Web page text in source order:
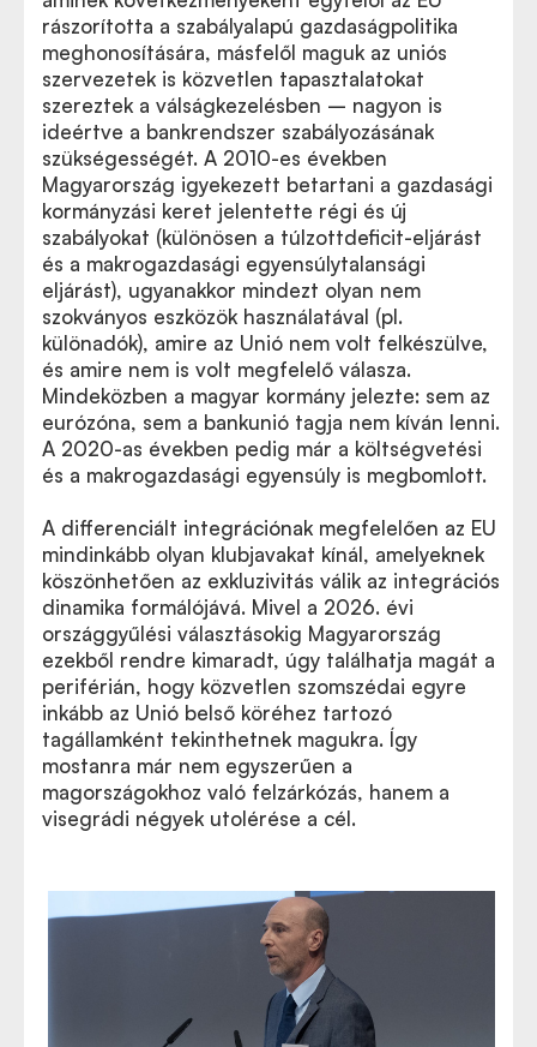
rászorította a szabályalapú gazdaságpolitika
meghonosítására, másfelől maguk az uniós
szervezetek is közvetlen tapasztalatokat
szereztek a válságkezelésben – nagyon is
ideértve a bankrendszer szabályozásának
szükségességét. A 2010-es években
Magyarország igyekezett betartani a gazdasági
kormányzási keret jelentette régi és új
szabályokat (különösen a túlzottdeficit-eljárást
és a makrogazdasági egyensúlytalansági
eljárást), ugyanakkor mindezt olyan nem
szokványos eszközök használatával (pl.
különadók), amire az Unió nem volt felkészülve,
és amire nem is volt megfelelő válasza.
Mindeközben a magyar kormány jelezte: sem az
eurózóna, sem a bankunió tagja nem kíván lenni.
A 2020-as években pedig már a költségvetési
és a makrogazdasági egyensúly is megbomlott.
A differenciált integrációnak megfelelően az EU
mindinkább olyan klubjavakat kínál, amelyeknek
köszönhetően az exkluzivitás válik az integrációs
dinamika formálójává. Mivel a 2026. évi
országgyűlési választásokig Magyarország
ezekből rendre kimaradt, úgy találhatja magát a
periférián, hogy közvetlen szomszédai egyre
inkább az Unió belső köréhez tartozó
tagállamként tekinthetnek magukra. Így
mostanra már nem egyszerűen a
magországokhoz való felzárkózás, hanem a
visegrádi négyek utolérése a cél.